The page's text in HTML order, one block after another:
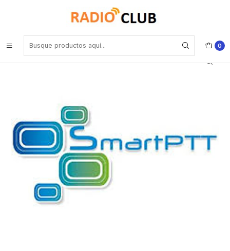
0
Motorola SPTTAM001 API Connectivity/Middleware API Connectivity
License (per API Interface)